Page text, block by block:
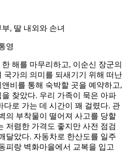
, 딸 내외와 손녀
영
해를 마무리하고, 이순신 장군의
국가의 의미를 되새기기 위해 떠난
비를 통해 숙박할 곳을 예약하고,
찾았다. 우리 가족이 묵은 아파
다로 가는 데 시간이 꽤 걸렸다. 관
의 부착물이 떨어져 사고를 당할
저렴한 가격도 좋지만 사전 점검
달았다. 자동차로 한산도를 일주
피랑 벽화마을에서 교복을 입고